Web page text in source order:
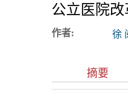
公立医院
作者: 徐
摘要